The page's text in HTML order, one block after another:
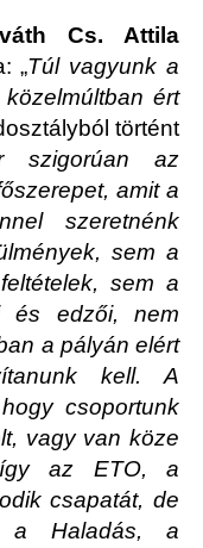
Cs. Attila
„Túl vagyunk a
ért
történt
szigorúan az
amit a
szeretnénk
sem a
sem a
és edzői, nem
a pályán elért
kell. A
csoportunk
vagy van köze
így az ETO, a
csapatát, de
a Haladás, a